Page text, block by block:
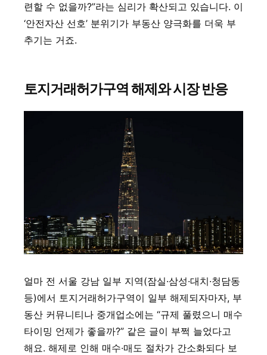
련할 수 없을까?”라는 심리가 확산되고 있습니다. 이
‘안전자산 선호’ 분위기가 부동산 양극화를 더욱 부
추기는 거죠.
토지거래허가구역 해제와 시장 반응
얼마 전 서울 강남 일부 지역(잠실·삼성·대치·청담동
등)에서 토지거래허가구역이 일부 해제되자마자, 부
동산 커뮤니티나 중개업소에는 “규제 풀렸으니 매수
타이밍 언제가 좋을까?” 같은 글이 부쩍 늘었다고
해요. 해제로 인해 매수·매도 절차가 간소화되다 보